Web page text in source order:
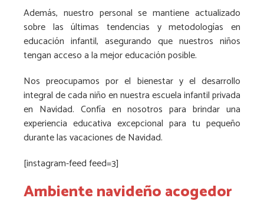
Además, nuestro personal se mantiene actualizado
sobre las últimas tendencias y metodologías en
educación infantil, asegurando que nuestros niños
tengan acceso a la mejor educación posible.
Nos preocupamos por el bienestar y el desarrollo
integral de cada niño en nuestra escuela infantil privada
en Navidad. Confía en nosotros para brindar una
experiencia educativa excepcional para tu pequeño
durante las vacaciones de Navidad.
[instagram-feed feed=3]
Ambiente navideño acogedor